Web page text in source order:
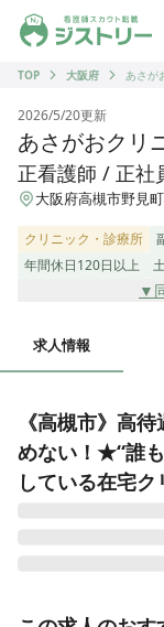
ジストリー 看護
TOP
大阪府 あさが
2026/5/20更新
あさがおクリ
正看護師 / 正社
大阪府高槻市野見
クリニック・診療所
年間休日120日以上
▼
求人情報
《高槻市》高
めない！★“誰
している在宅
〜ヒトに誠実に向